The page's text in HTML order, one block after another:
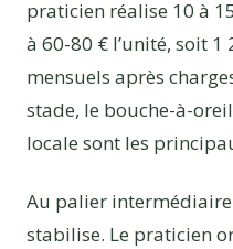
praticien réalise 10 à
à 60-80 € l’unité, soit 1
mensuels après
stade, le bouche-à-
locale sont les
Au palier intermédiaire
stabilise. Le praticien